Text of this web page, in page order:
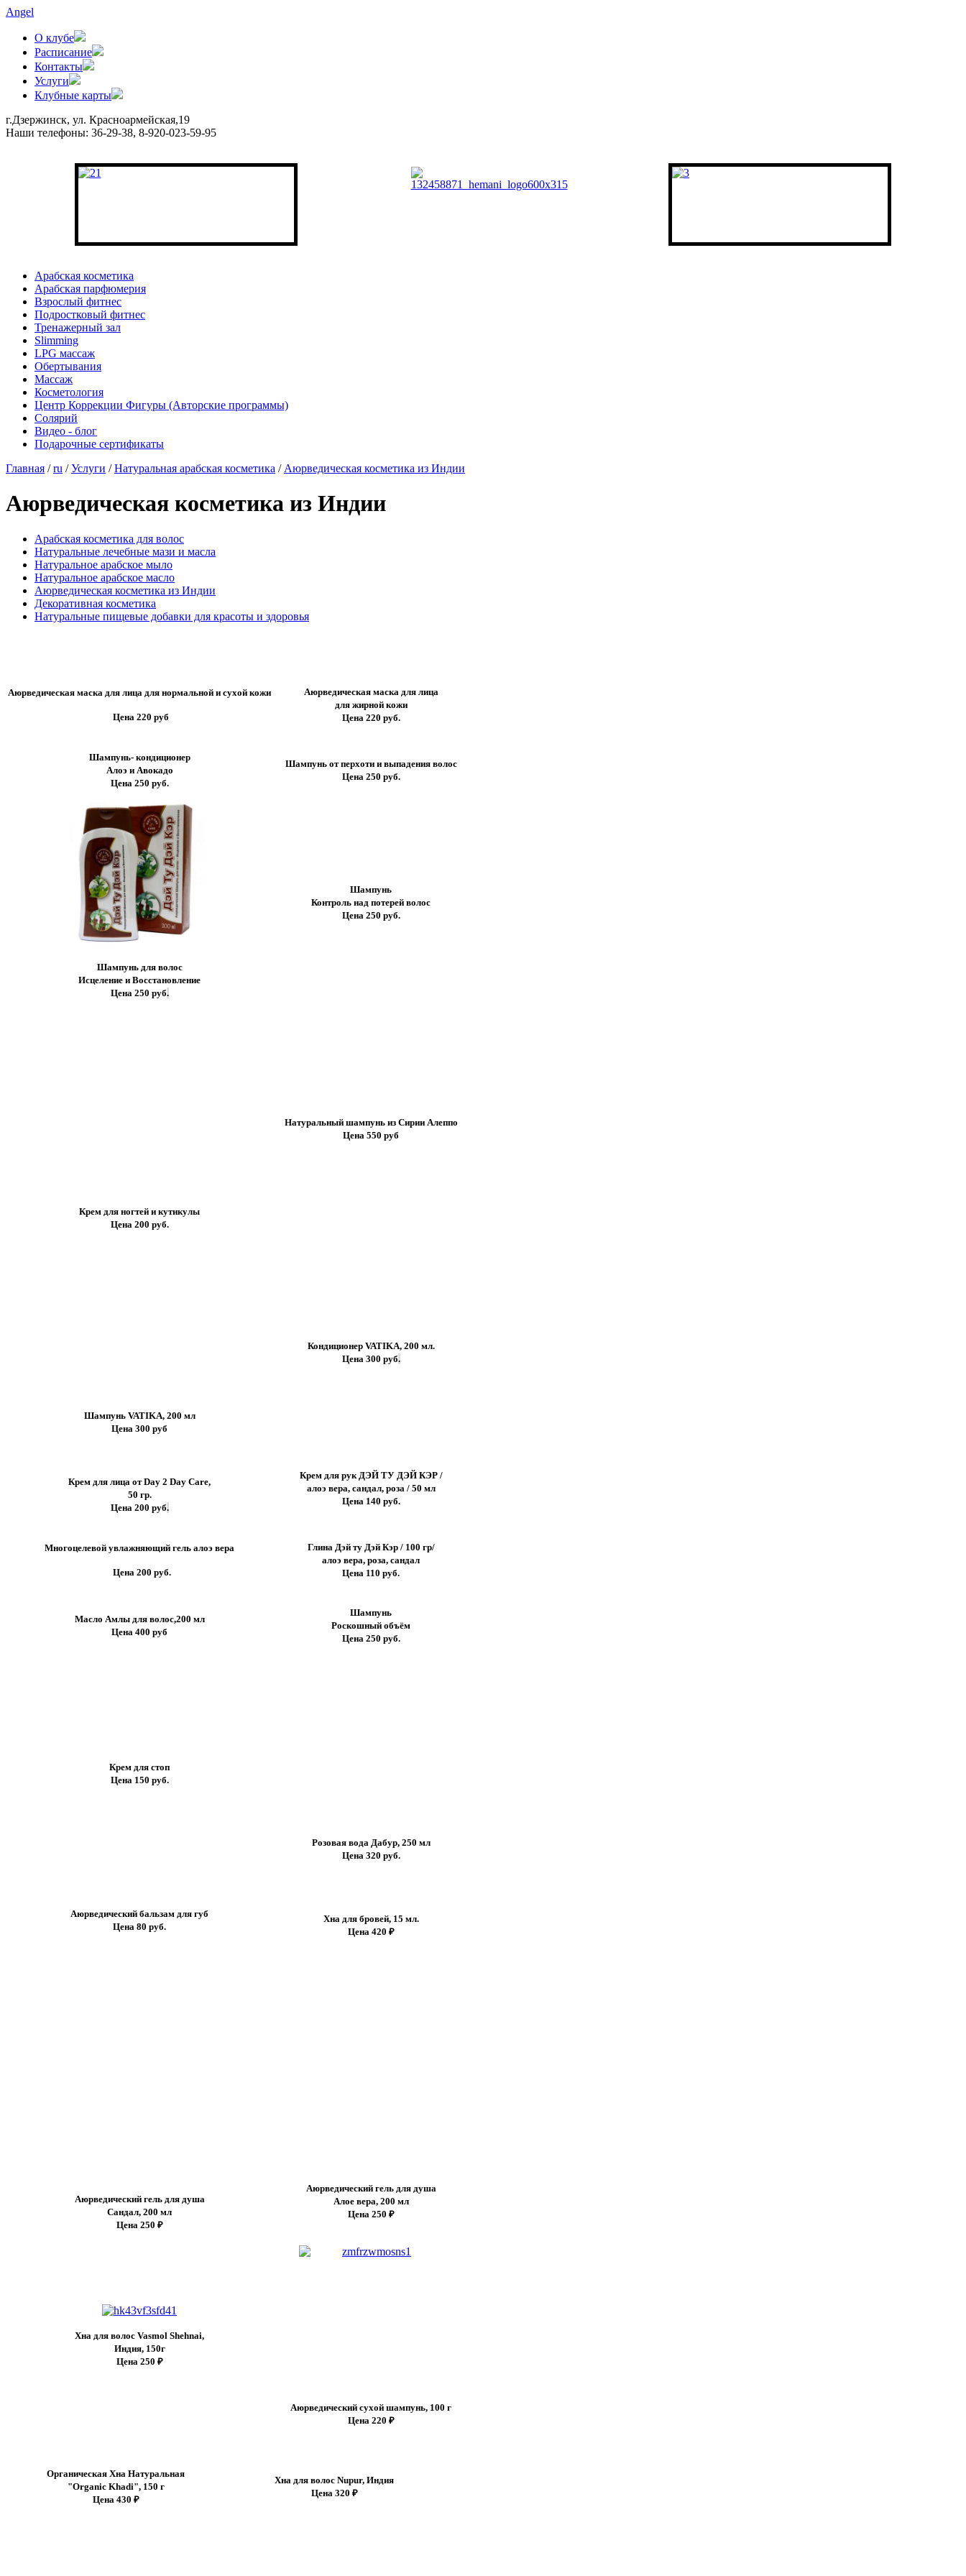
Angel
О клубе
Расписание
Контакты
Услуги
Клубные карты
г.Дзержинск, ул. Красноармейская,19
Наши телефоны: 36-29-38, 8-920-023-59-95
Арабская косметика
Арабская парфюмерия
Взрослый фитнес
Подростковый фитнес
Тренажерный зал
Slimming
LPG массаж
Обертывания
Массаж
Косметология
Центр Коррекции Фигуры (Авторские программы)
Солярий
Видео - блог
Подарочные сертификаты
Главная / ru / Услуги / Натуральная арабская косметика / Аюрведическая косметика из Индии
Аюрведическая косметика из Индии
Арабская косметика для волос
Натуральные лечебные мази и масла
Натуральное арабское мыло
Натуральное арабское масло
Аюрведическая косметика из Индии
Декоративная косметика
Натуральные пищевые добавки для красоты и здоровья
Аюрведическая маска для лица для нормальной и сухой кожи
Цена 220 руб
Аюрведическая маска для лица
для жирной кожи
Цена 220 руб.
Шампунь- кондиционер
Алоэ и Авокадо
Цена 250 руб.
Шампунь от перхоти и выпадения волос
Цена 250 руб.
Шампунь для волос
Исцеление и Восстановление
Цена 250 руб.
Шампунь
Контроль над потерей волос
Цена 250 руб.
Крем для ногтей и кутикулы
Цена 200 руб.
Натуральный шампунь из Сирии Алеппо
Цена 550 руб
Шампунь VATIKA, 200 мл
Цена 300 руб
Кондиционер VATIKA, 200 мл.
Цена 300 руб.
Крем для лица от Day 2 Day Care,
50 гр.
Цена 200 руб.
Крем для рук ДЭЙ ТУ ДЭЙ КЭР /
алоэ вера, сандал, роза / 50 мл
Цена 140 руб.
Многоцелевой увлажняющий гель алоэ вера
Цена 200 руб.
Глина Дэй ту Дэй Кэр / 100 гр/
алоэ вера, роза, сандал
Цена 110 руб.
Масло Амлы для волос,200 мл
Цена 400 руб
Шампунь
Роскошный объём
Цена 250 руб.
Крем для стоп
Цена 150 руб.
Розовая вода Дабур, 250 мл
Цена 320 руб.
Аюрведический бальзам для губ
Цена 80 руб.
Хна для бровей, 15 мл.
Цена 420 ₽
Аюрведический гель для душа
Сандал, 200 мл
Цена 250 ₽
Аюрведический гель для душа
Алое вера, 200 мл
Цена 250 ₽
Хна для волос Vasmol Shehnai,
Индия, 150г
Цена 250 ₽
Аюрведический сухой шампунь, 100 г
Цена 220 ₽
Органическая Хна Натуральная
"Organic Khadi", 150 г
Цена 430 ₽
Хна для волос Nupur, Индия
Цена 320 ₽